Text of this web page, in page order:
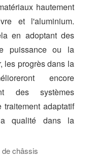
hautement
et l'aluminium.
en adoptant des
puissance ou la
les progrès dans la
encore
des systèmes
adaptatif
qualité dans la
châssis